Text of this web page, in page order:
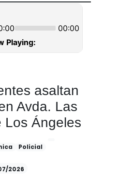
asaltan
Avda. Las
Los Ángeles
Policial
2026